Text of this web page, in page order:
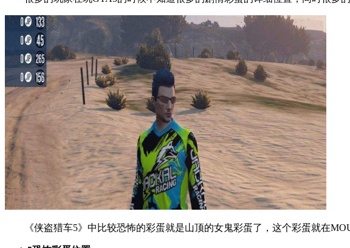
《侠盗猎车5》中比较恐怖的彩蛋就是山顶的女鬼彩蛋了，这个彩蛋就在